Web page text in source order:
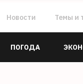
Новости Темы и
ПОГОДА